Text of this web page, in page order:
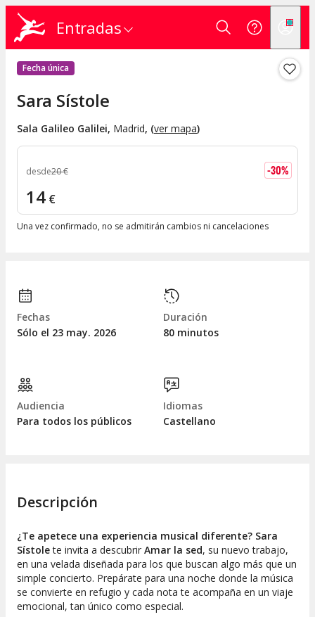
Entradas
Fecha única
Sara Sístole
Sala Galileo Galilei, Madrid, (ver mapa)
desde20€ -30%
14 €
Una vez confirmado, no se admitirán cambios ni cancelaciones
Fechas
Sólo el 23 may. 2026
Duración
80 minutos
Audiencia
Para todos los públicos
Idiomas
Castellano
Descripción
¿Te apetece una experiencia musical diferente? Sara
Sístolete invita a descubrir Amar la sed, su nuevo trabajo,
en una velada diseñada para los que buscan algo más que un
simple concierto. Prepárate para una noche donde la música
se convierte en refugio y cada nota te acompaña en un viaje
emocional, tan único como especial.